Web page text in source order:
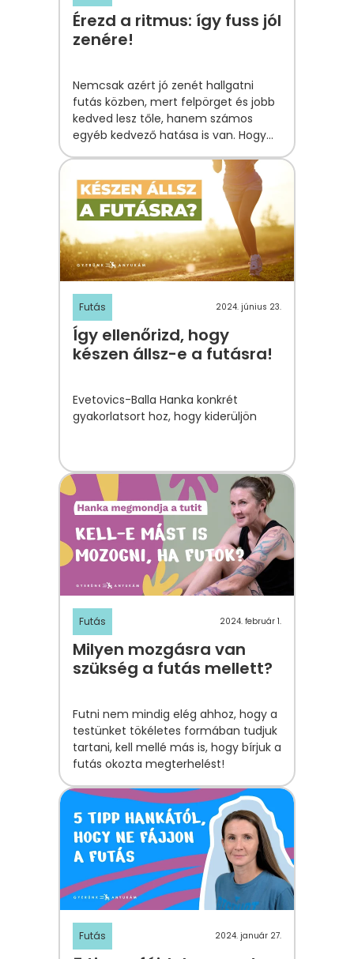
Érezd a ritmus: így fuss jól
zenére!
Nemcsak azért jó zenét hallgatni
futás közben, mert felpörget és jobb
kedved lesz tőle, hanem számos
egyéb kedvező hatása is van. Hogy
Futás 2024. június 23.
Így ellenőrizd, hogy
készen állsz-e a futásra!
Evetovics-Balla Hanka konkrét
gyakorlatsort hoz, hogy kiderüljön
Futás 2024. február 1.
Milyen mozgásra van
szükség a futás mellett?
Futni nem mindig elég ahhoz, hogy a
testünket tökéletes formában tudjuk
tartani, kell mellé más is, hogy bírjuk a
futás okozta megterhelést!
Futás 2024. január 27.